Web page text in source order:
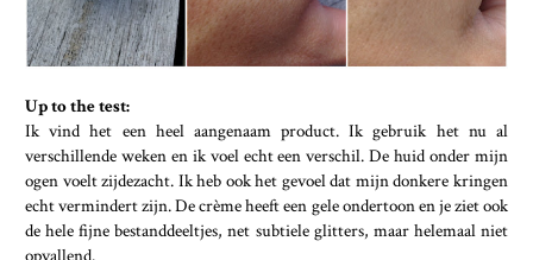
Up to the test:
Ik vind het een heel aangenaam product. Ik gebruik het nu al
verschillende weken en ik voel echt een verschil. De huid onder mijn
ogen voelt zijdezacht. Ik heb ook het gevoel dat mijn donkere kringen
echt vermindert zijn. De crème heeft een gele ondertoon en je ziet ook
de hele fijne bestanddeeltjes, net subtiele glitters, maar helemaal niet
opvallend.